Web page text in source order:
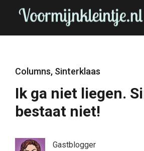
Columns, Sinterklaas
Ik ga niet liegen.
bestaat niet!
Gastblogger